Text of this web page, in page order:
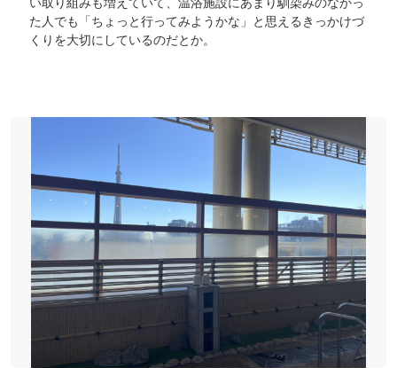
た人でも「ちょっと行ってみようかな」と思えるきっかけづ
くりを大切にしているのだとか。